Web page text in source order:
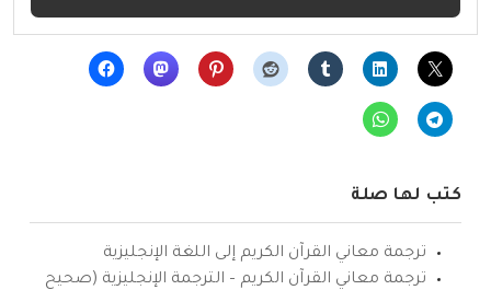
كتب لها صلة
ترجمة معاني القرآن الكريم إلى اللغة الإنجليزية
ترجمة معاني القرآن الكريم – الترجمة الإنجليزية (صحيح